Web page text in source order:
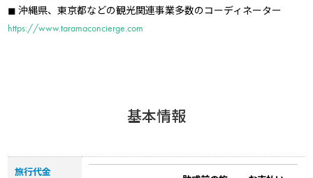
◼︎ 沖縄県、東京都などの観光関連事業多数のコーディネーター
https://www.taramaconcierge.com
基本情報
旅行代金